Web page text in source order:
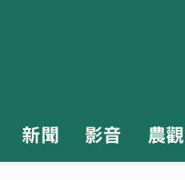
新聞 影音 農